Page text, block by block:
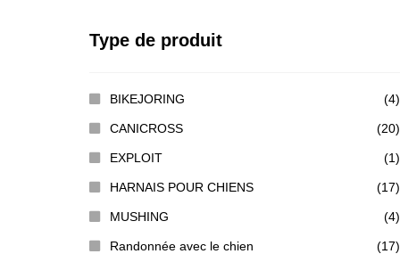
Type de produit
BIKEJORING (4)
CANICROSS (20)
EXPLOIT (1)
HARNAIS POUR CHIENS (17)
MUSHING (4)
Randonnée avec le chien (17)